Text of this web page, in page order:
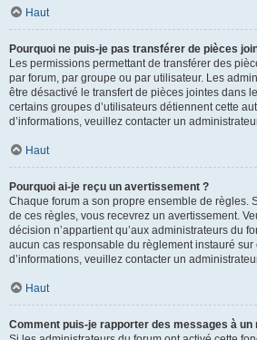
Haut
Pourquoi ne puis-je pas transférer de pièces
Les permissions permettant de transférer des
par forum, par groupe ou par utilisateur. Les
être désactivé le transfert de pièces jointes dans
certains groupes d’utilisateurs détiennent cette
d’informations, veuillez contacter un
Haut
Pourquoi ai-je reçu un avertissement ?
Chaque forum a son propre ensemble de règles.
de ces règles, vous recevrez un avertissement.
décision n’appartient qu’aux administrateurs du
aucun cas responsable du règlement instauré sur
d’informations, veuillez contacter un
Haut
Comment puis-je rapporter des messages à un